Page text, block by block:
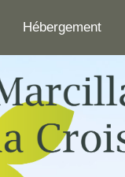
Hébergement